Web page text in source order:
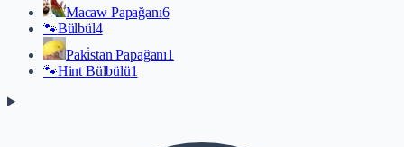
Macaw Papağanı6
🐾Bülbül4
Paki̇stan Papağanı1
🐾Hint Bülbülü1